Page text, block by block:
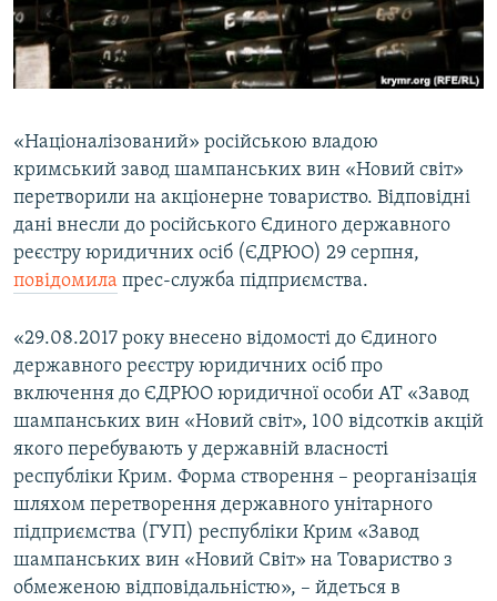
УКРАЇНСЬКА ПРОБЛЕМА КРИМУ
ІНФОГРАФІКА
Qırımtatar
ДОЛУЧАЙСЯ!
Усі сайти RFE/RL
«Націоналізований» російською владою
кримський завод шампанських вин «Новий світ»
перетворили на акціонерне товариство. Відповідні
дані внесли до російського Єдиного державного
реєстру юридичних осіб (ЄДРЮО) 29 серпня,
повідомила прес-служба підприємства.
«29.08.2017 року внесено відомості до Єдиного
державного реєстру юридичних осіб про
включення до ЄДРЮО юридичної особи АТ «Завод
шампанських вин «Новий світ», 100 відсотків акцій
якого перебувають у державній власності
республіки Крим. Форма створення – реорганізація
шляхом перетворення державного унітарного
підприємства (ГУП) республіки Крим «Завод
шампанських вин «Новий Світ» на Товариство з
обмеженою відповідальністю», – йдеться в